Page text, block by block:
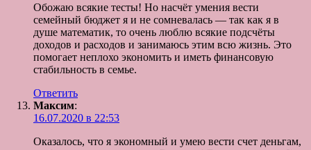
Обожаю всякие тесты! Но насчёт умения вести
семейный бюджет я и не сомневалась — так как я в
душе математик, то очень люблю всякие подсчёты
доходов и расходов и занимаюсь этим всю жизнь. Это
помогает неплохо экономить и иметь финансовую
стабильность в семье.
Ответить
Максим:
16.07.2020 в 22:53
Оказалось, что я экономный и умею вести счет деньгам,